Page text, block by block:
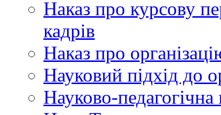
Наказ про курсову
кадрів
Наказ про
Науковий підхід до
Науково-